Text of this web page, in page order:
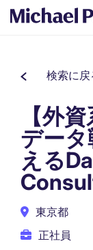
検索に戻
【外
デー
える
東京都
正社員